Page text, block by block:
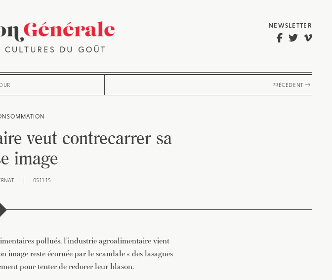
NEWSLETTER
PRÉCÉDENT
veut contrecarrer sa
image
05.11.15
pollués, l’industrie agroalimentaire vient
image reste écornée par le scandale « des lasagnes
pour tenter de redorer leur blason.
semaines notre lettre d’info avec une